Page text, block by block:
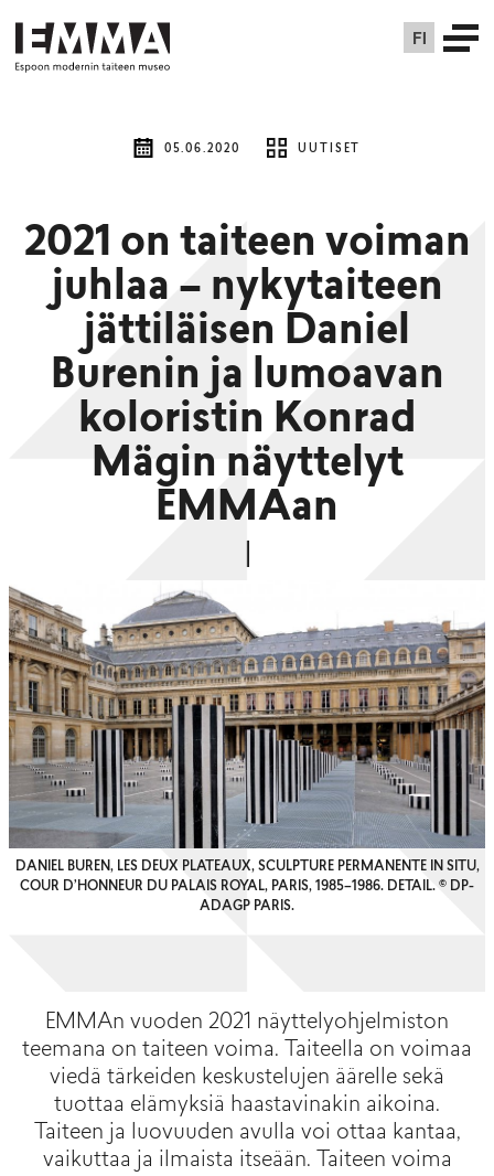
FI
05.06.2020 UUTISET
2021 on taiteen voiman
juhlaa – nykytaiteen
jättiläisen Daniel
Burenin ja lumoavan
koloristin Konrad
Mägin näyttelyt
EMMAan
DANIEL BUREN, LES DEUX PLATEAUX, SCULPTURE PERMANENTE IN SITU,
COUR D’HONNEUR DU PALAIS ROYAL, PARIS, 1985–1986. DETAIL. © DP-
ADAGP PARIS.
EMMAn vuoden 2021 näyttelyohjelmiston
teemana on taiteen voima. Taiteella on voimaa
viedä tärkeiden keskustelujen äärelle sekä
tuottaa elämyksiä haastavinakin aikoina.
Taiteen ja luovuuden avulla voi ottaa kantaa,
vaikuttaa ja ilmaista itseään. Taiteen voima